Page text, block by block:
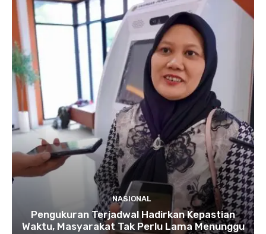
NASIONAL
Pengukuran Terjadwal Hadirkan Kepastian
Waktu, Masyarakat Tak Perlu Lama Menunggu